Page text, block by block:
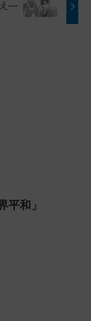
え―
平和」